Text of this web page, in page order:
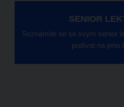
SENIOR
Seznámíte se se svým senior
podívat na jeho
SENIOR
Seznámíte se se svým senior
podívat na jeho